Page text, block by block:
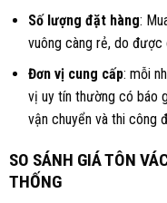
Số lượng đặt hàng:
vuông càng rẻ, do được
Đơn vị cung cấp: mỗi
vị uy tín thường có báo
vận chuyển và thi công
SO SÁNH GIÁ TÔN
THỐNG